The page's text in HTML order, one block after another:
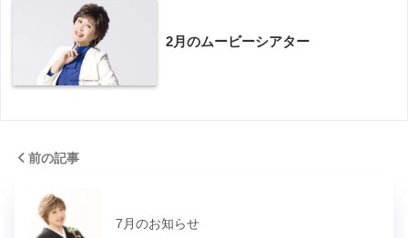
2月のムービーシアター
前の記事
7月のお知らせ